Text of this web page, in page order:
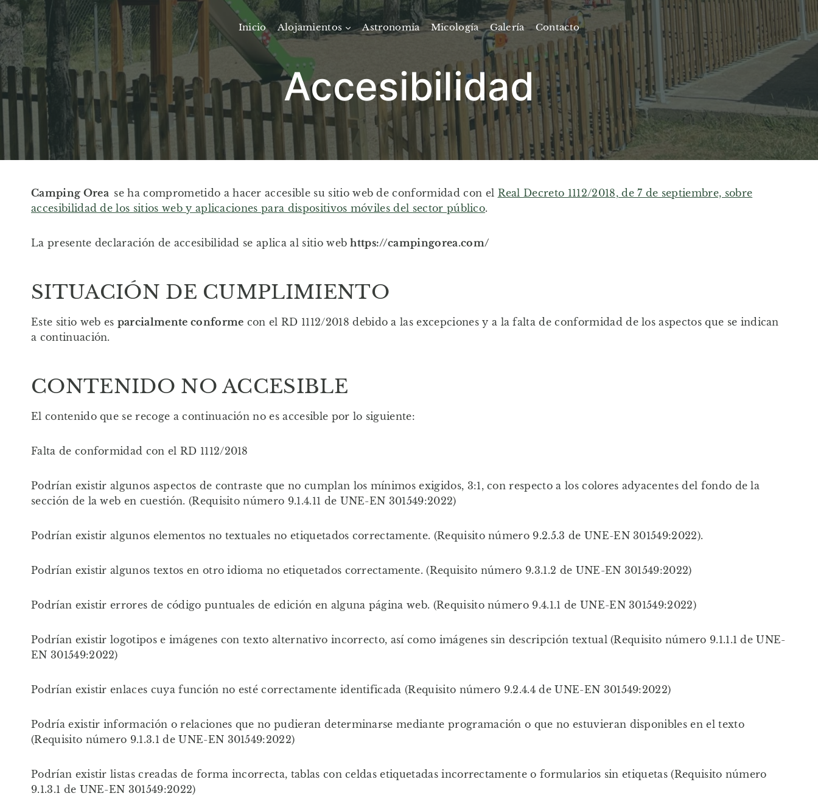
Saltar
al
contenido
Inicio Alojamientos Astronomía Micología Galería Contacto
Accesibilidad
Camping Orea se ha comprometido a hacer accesible su sitio web de conformidad con el Real Decreto 1112/2018, de 7 de septiembre, sobre
accesibilidad de los sitios web y aplicaciones para dispositivos móviles del sector público.
La presente declaración de accesibilidad se aplica al sitio webhttps://campingorea.com/
SITUACIÓN DE CUMPLIMIENTO
Este sitio web es parcialmente conforme con el RD 1112/2018 debido a las excepciones y a la falta de conformidad de los aspectos que se indican
a continuación.
CONTENIDO NO ACCESIBLE
El contenido que se recoge a continuación no es accesible por lo siguiente:
Falta de conformidad con el RD 1112/2018
Podrían existir algunos aspectos de contraste que no cumplan los mínimos exigidos, 3:1, con respecto a los colores adyacentes del fondo de la
sección de la web en cuestión. (Requisito número 9.1.4.11 de UNE-EN 301549:2022)
Podrían existir algunos elementos no textuales no etiquetados correctamente. (Requisito número 9.2.5.3 de UNE-EN 301549:2022).
Podrían existir algunos textos en otro idioma no etiquetados correctamente. (Requisito número 9.3.1.2 de UNE-EN 301549:2022)
Podrían existir errores de código puntuales de edición en alguna página web. (Requisito número 9.4.1.1 de UNE-EN 301549:2022)
Podrían existir logotipos e imágenes con texto alternativo incorrecto, así como imágenes sin descripción textual (Requisito número 9.1.1.1 de UNE-
EN 301549:2022)
Podrían existir enlaces cuya función no esté correctamente identificada (Requisito número 9.2.4.4 de UNE-EN 301549:2022)
Podría existir información o relaciones que no pudieran determinarse mediante programación o que no estuvieran disponibles en el texto
(Requisito número 9.1.3.1 de UNE-EN 301549:2022)
Podrían existir listas creadas de forma incorrecta, tablas con celdas etiquetadas incorrectamente o formularios sin etiquetas (Requisito número
9.1.3.1 de UNE-EN 301549:2022)